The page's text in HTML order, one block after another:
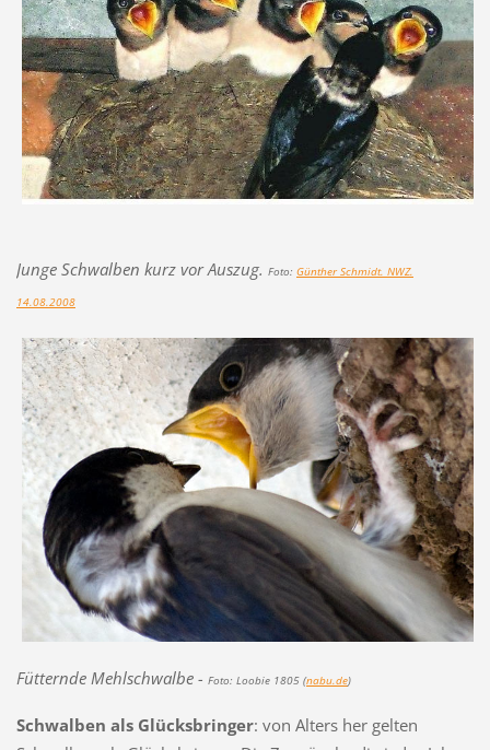
Junge Schwalben kurz vor Auszug. Foto: Günther Schmidt. NWZ.
14.08.2008
Fütternde Mehlschwalbe - Foto: Loobie 1805 (nabu.de)
Schwalben als Glücksbringer: von Alters her gelten